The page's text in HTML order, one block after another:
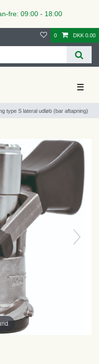
fre: 09:00 - 18:00
0 DKK 0.00
☰
type S lateral udløb (bar aftapning)